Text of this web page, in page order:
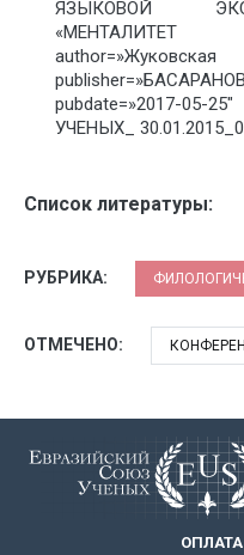
ЯЗЫКОВОЙ
pubdate=»2017-05-
УЧЕНЫХ_
Список литературы:
РУБРИКА:
ОТМЕЧЕНО: